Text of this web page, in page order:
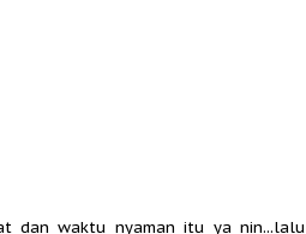
dan waktu nyaman itu ya nin...lalu